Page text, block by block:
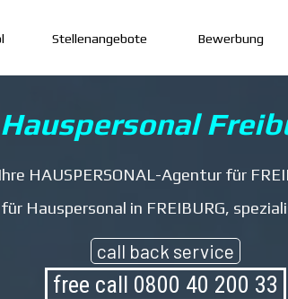
Stellenangebote Bewerbung
Hauspersonal
Ihre HAUSPERSONAL-Agentur für
Hauspersonal in FREIBURG,
call back service
free call 0800 40 200 33